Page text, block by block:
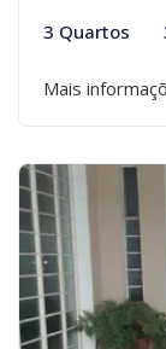
3 Quartos
Mais